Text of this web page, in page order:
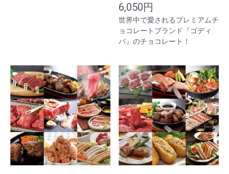
6,050円
世界中で愛されるプレミアムチ
ョコレートブランド『ゴディ
バ』のチョコレート！